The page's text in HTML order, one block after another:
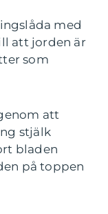
med
att jorden är
som
att
stjälk
bladen
på toppen